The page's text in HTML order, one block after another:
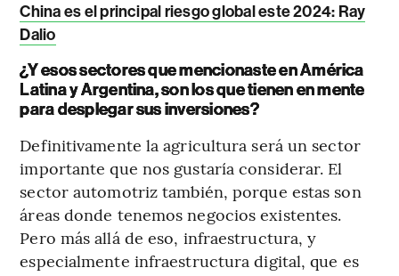
China es el principal riesgo global este 2024: Ray
Dalio
¿Y esos sectores que mencionaste en América
Latina y Argentina, son los que tienen en mente
para desplegar sus inversiones?
Definitivamente la agricultura será un sector
importante que nos gustaría considerar. El
sector automotriz también, porque estas son
áreas donde tenemos negocios existentes.
Pero más allá de eso, infraestructura, y
especialmente infraestructura digital, que es